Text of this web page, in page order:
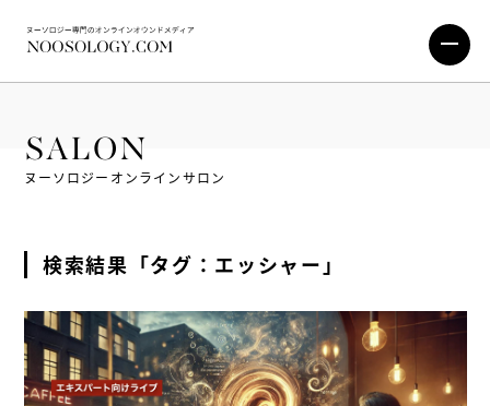
SALON
ヌーソロジーオンラインサロン
検索結果「タグ：エッシャー」